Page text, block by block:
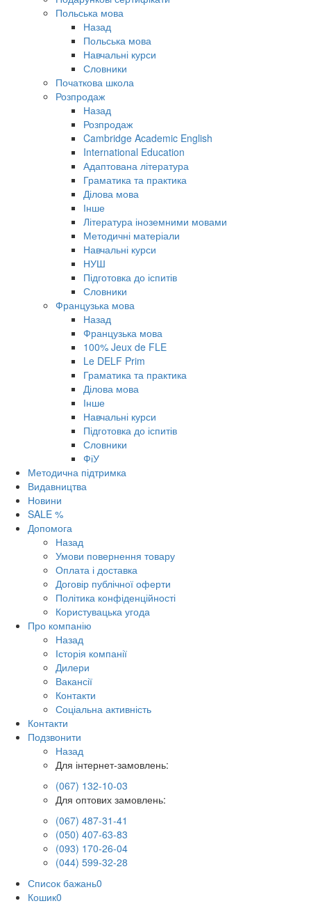
Польська мова
Назад
Польська мова
Навчальні курси
Словники
Початкова школа
Розпродаж
Назад
Розпродаж
Cambridge Academic English
International Education
Адаптована література
Граматика та практика
Ділова мова
Інше
Література іноземними мовами
Методичні матеріали
Навчальні курси
НУШ
Підготовка до іспитів
Словники
Французька мова
Назад
Французька мова
100% Jeux de FLE
Le DELF Prim
Граматика та практика
Ділова мова
Інше
Навчальні курси
Підготовка до іспитів
Словники
ФіУ
Методична підтримка
Видавництва
Новини
SALE %
Допомога
Назад
Умови повернення товару
Оплата і доставка
Договір публічної оферти
Політика конфіденційності
Користувацька угода
Про компанію
Назад
Історія компанії
Дилери
Вакансії
Контакти
Соціальна активність
Контакти
Подзвонити
Назад
Для інтернет-замовлень:
(067) 132-10-03
Для оптових замовлень:
(067) 487-31-41
(050) 407-63-83
(093) 170-26-04
(044) 599-32-28
Список бажань0
Кошик0